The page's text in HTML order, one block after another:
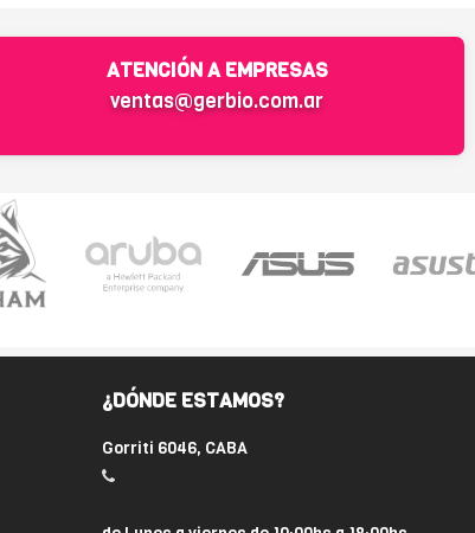
ATENCIÓN A EMPRESAS
ventas@gerbio.com.ar
¿DÓNDE ESTAMOS?
Gorriti 6046, CABA